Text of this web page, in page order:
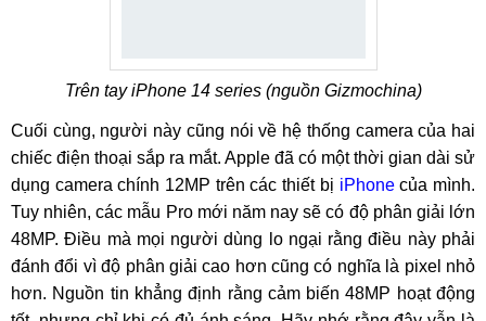
Trên tay iPhone 14 series (nguồn Gizmochina)
Cuối cùng, người này cũng nói về hệ thống camera của hai
chiếc điện thoại sắp ra mắt. Apple đã có một thời gian dài sử
dụng camera chính 12MP trên các thiết bị iPhonecủa mình.
Tuy nhiên, các mẫu Pro mới năm nay sẽ có độ phân giải lớn
48MP. Điều mà mọi người dùng lo ngại rằng điều này phải
đánh đổi vì độ phân giải cao hơn cũng có nghĩa là pixel nhỏ
hơn. Nguồn tin khẳng định rằng cảm biến 48MP hoạt động